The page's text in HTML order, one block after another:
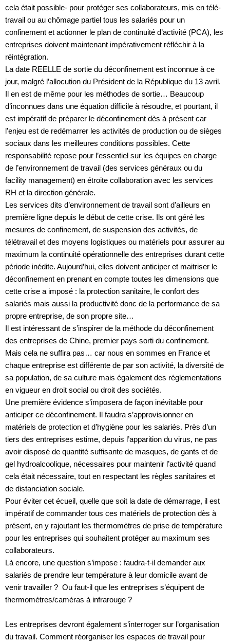
cela était possible- pour protéger ses collaborateurs, mis en télé-
travail ou au chômage partiel tous les salariés pour un
confinement et actionner le plan de continuité d’activité (PCA), les
entreprises doivent maintenant impérativement réfléchir à la
réintégration.
La date REELLE de sortie du déconfinement est inconnue à ce
jour, malgré l’allocution du Président de la République du 13 avril.
Il en est de même pour les méthodes de sortie… Beaucoup
d’inconnues dans une équation difficile à résoudre, et pourtant, il
est impératif de préparer le déconfinement dès à présent car
l’enjeu est de redémarrer les activités de production ou de sièges
sociaux dans les meilleures conditions possibles. Cette
responsabilité repose pour l’essentiel sur les équipes en charge
de l’environnement de travail (des services généraux ou du
facility management) en étroite collaboration avec les services
RH et la direction générale.
Les services dits d’environnement de travail sont d’ailleurs en
première ligne depuis le début de cette crise. Ils ont géré les
mesures de confinement, de suspension des activités, de
télétravail et des moyens logistiques ou matériels pour assurer au
maximum la continuité opérationnelle des entreprises durant cette
période inédite. Aujourd’hui, elles doivent anticiper et maitriser le
déconfinement en prenant en compte toutes les dimensions que
cette crise a imposé : la protection sanitaire, le confort des
salariés mais aussi la productivité donc de la performance de sa
propre entreprise, de son propre site…
Il est intéressant de s’inspirer de la méthode du déconfinement
des entreprises de Chine, premier pays sorti du confinement.
Mais cela ne suffira pas… car nous en sommes en France et
chaque entreprise est différente de par son activité, la diversité de
sa population, de sa culture mais également des réglementations
en vigueur en droit social ou droit des sociétés.
Une première évidence s’imposera de façon inévitable pour
anticiper ce déconfinement. Il faudra s’approvisionner en
matériels de protection et d’hygiène pour les salariés. Près d’un
tiers des entreprises estime, depuis l’apparition du virus, ne pas
avoir disposé de quantité suffisante de masques, de gants et de
gel hydroalcoolique, nécessaires pour maintenir l’activité quand
cela était nécessaire, tout en respectant les règles sanitaires et
de distanciation sociale.
Pour éviter cet écueil, quelle que soit la date de démarrage, il est
impératif de commander tous ces matériels de protection dès à
présent, en y rajoutant les thermomètres de prise de température
pour les entreprises qui souhaitent protéger au maximum ses
collaborateurs.
Là encore, une question s’impose : faudra-t-il demander aux
salariés de prendre leur température à leur domicile avant de
venir travailler ? Ou faut-il que les entreprises s’équipent de
thermomètres/caméras à infrarouge ?
Les entreprises devront également s’interroger sur l’organisation
du travail. Comment réorganiser les espaces de travail pour